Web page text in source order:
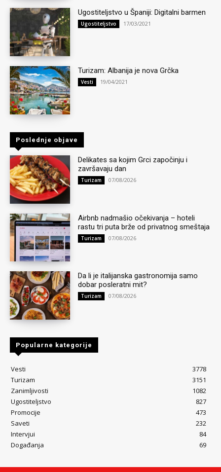
Ugostiteljstvo u Španiji: Digitalni barmen
Ugostiteljstvo 17/03/2021
Turizam: Albanija je nova Grčka
Vesti 19/04/2021
Poslednje objave
Delikates sa kojim Grci započinju i
završavaju dan
Turizam 07/08/2026
Airbnb nadmašio očekivanja – hoteli
rastu tri puta brže od privatnog smeštaja
Turizam 07/08/2026
Da li je italijanska gastronomija samo
dobar posleratni mit?
Turizam 07/08/2026
Popularne kategorije
Vesti
3778
Turizam
3151
Zanimljivosti
1082
Ugostiteljstvo
827
Promocije
473
Saveti
232
Intervjui
84
Događanja
69